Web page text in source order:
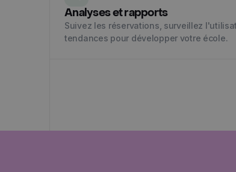
Analyses et rapports
Suivez les réservations, surveillez
tendances pour développer votre école.